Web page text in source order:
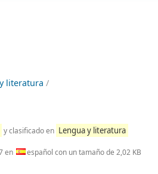
literatura /
y clasificado en Lengua y literatura
en español con un tamaño de 2,02 KB